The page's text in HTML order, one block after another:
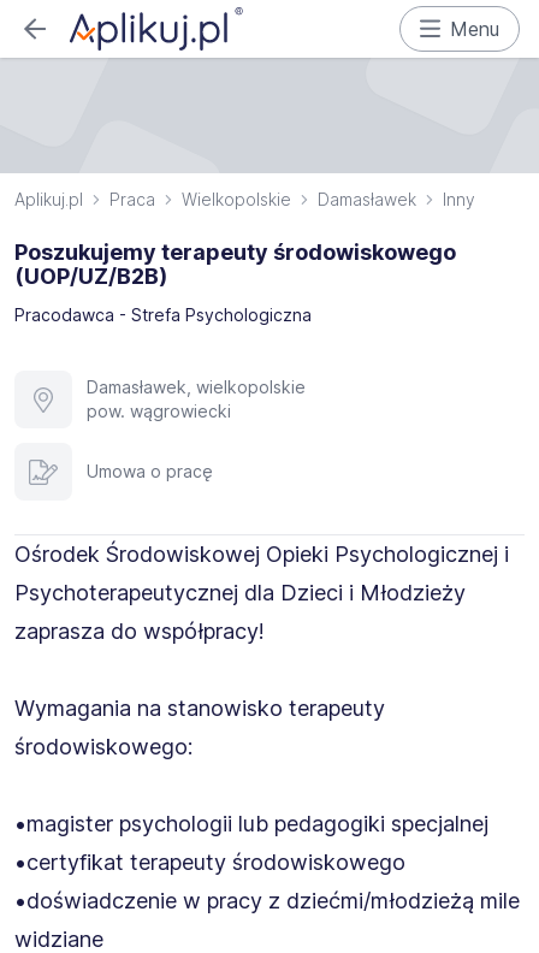
Menu
Aplikuj.pl Praca Wielkopolskie Damasławek Inny
Poszukujemy terapeuty środowiskowego
(UOP/UZ/B2B)
Pracodawca - Strefa Psychologiczna
Damasławek, wielkopolskie
pow. wągrowiecki
Umowa o pracę
Ośrodek Środowiskowej Opieki Psychologicznej i
Psychoterapeutycznej dla Dzieci i Młodzieży
zaprasza do współpracy!
Wymagania na stanowisko terapeuty
środowiskowego:
•magister psychologii lub pedagogiki specjalnej
•certyfikat terapeuty środowiskowego
•doświadczenie w pracy z dziećmi/młodzieżą mile
widziane